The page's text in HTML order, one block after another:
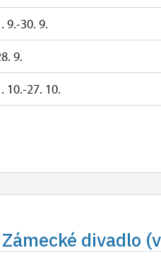
9.-30. 9.
9.
10.-27. 10.
divadlo